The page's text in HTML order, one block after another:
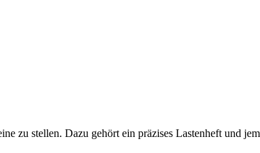
zu stellen. Dazu gehört ein präzises Lastenheft und